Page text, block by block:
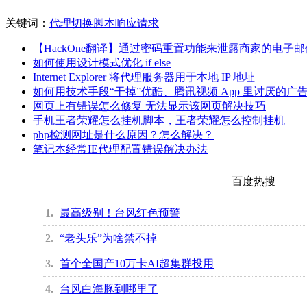
关键词： 代理切换脚本响应请求
【HackOne翻译】通过密码重置功能来泄露商家的电子
如何使用设计模式优化 if else
Internet Explorer 将代理服务器用于本地 IP 地址
如何用技术手段“干掉”优酷、腾讯视频 App 里讨厌的广
网页上有错误怎么修复 无法显示该网页解决技巧
手机王者荣耀怎么挂机脚本，王者荣耀怎么控制挂机
php检测网址是什么原因？怎么解决？
笔记本经常IE代理配置错误解决办法
百度热搜
1 最高级别！台风红色预警
2 “老头乐”为啥禁不掉
3 首个全国产10万卡AI超集群投用
4 台风白海豚到哪里了